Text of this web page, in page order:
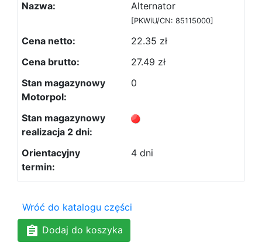
Alternator
[PKWiU/CN: 85115000]
22.35 zł
27.49 zł
0
4 dni
Wróć do katalogu części
Dodaj do koszyka